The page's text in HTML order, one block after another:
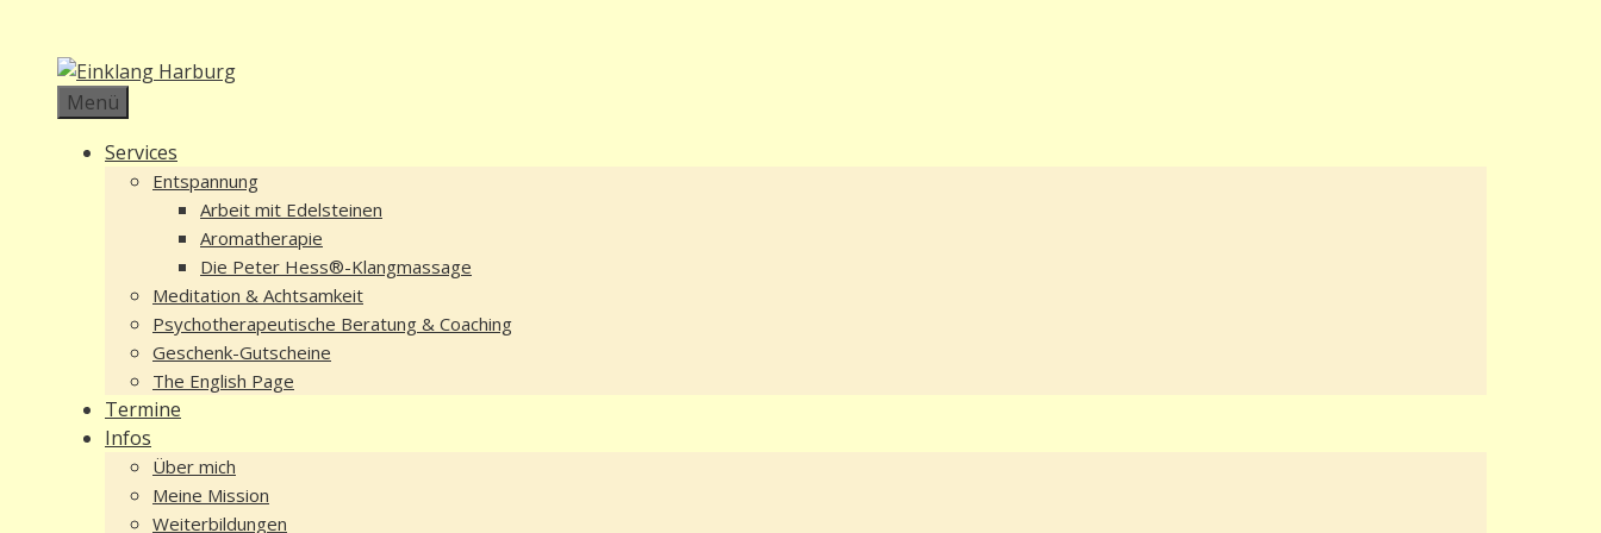
Inhalt
springen
Menü
Services
Entspannung
Arbeit mit Edelsteinen
Aromatherapie
Die Peter Hess®-Klangmassage
Meditation & Achtsamkeit
Psychotherapeutische Beratung & Coaching
Geschenk-Gutscheine
The English Page
Termine
Infos
Über mich
Meine Mission
Weiterbildungen